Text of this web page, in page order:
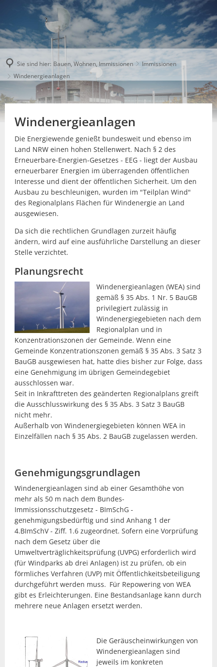
Sie sind hier: Bauen, Wohnen, Immissionen
Immissionen
Windenergieanlagen
Windenergieanlagen
Die Energiewende genießt bundesweit und ebenso im
Land NRW einen hohen Stellenwert. Nach § 2 des
Erneuerbare-Energien-Gesetzes - EEG - liegt der Ausbau
erneuerbarer Energien im überragenden öffentlichen
Interesse und dient der öffentlichen Sicherheit. Um den
Ausbau zu beschleunigen, wurden im "Teilplan Wind"
des Regionalplans Flächen für Windenergie an Land
ausgewiesen.
Da sich die rechtlichen Grundlagen zurzeit häufig
ändern, wird auf eine ausführliche Darstellung an dieser
Stelle verzichtet.
Planungsrecht
Windenergieanlagen (WEA) sind
gemäß § 35 Abs. 1 Nr. 5 BauGB
privilegiert zulässig in
Windenergiegebieten nach dem
Regionalplan und in
Konzentrationszonen der Gemeinde. Wenn eine
Gemeinde Konzentrationszonen gemäß § 35 Abs. 3 Satz 3
BauGB ausgewiesen hat, hatte dies bisher zur Folge, dass
eine Genehmigung im übrigen Gemeindegebiet
ausschlossen war.
Seit in Inkrafttreten des geänderten Regionalplans greift
die Ausschlusswirkung des § 35 Abs. 3 Satz 3 BauGB
nicht mehr.
Außerhalb von Windenergiegebieten können WEA in
Einzelfällen nach § 35 Abs. 2 BauGB zugelassen werden.
Genehmigungsgrundlagen
Windenergieanlagen sind ab einer Gesamthöhe von
mehr als 50 m nach dem Bundes-
Immissionsschutzgesetz - BImSchG -
genehmigungsbedürftig und sind Anhang 1 der
4.BImSchV - Ziff. 1.6 zugeordnet. Sofern eine Vorprüfung
nach dem Gesetz über die
Umweltverträglichkeitsprüfung (UVPG) erforderlich wird
(für Windparks ab drei Anlagen) ist zu prüfen, ob ein
förmliches Verfahren (UVP) mit Öffentlichkeitsbeteiligung
durchgeführt werden muss. Für Repowering von WEA
gibt es Erleichterungen. Eine Bestandsanlage kann durch
mehrere neue Anlagen ersetzt werden.
Die Geräuscheinwirkungen von
Windenergieanlagen sind
jeweils im konkreten